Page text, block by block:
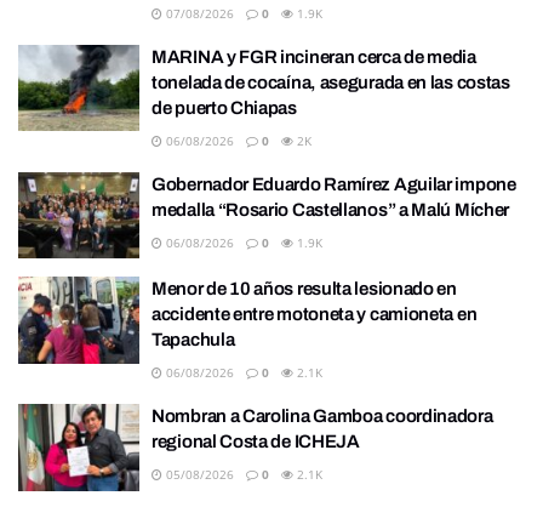
07/08/2026 0 1.9K
MARINA y FGR incineran cerca de media
tonelada de cocaína, asegurada en las costas
de puerto Chiapas
06/08/2026 0 2K
Gobernador Eduardo Ramírez Aguilar impone
medalla “Rosario Castellanos” a Malú Mícher
06/08/2026 0 1.9K
Menor de 10 años resulta lesionado en
accidente entre motoneta y camioneta en
Tapachula
06/08/2026 0 2.1K
Nombran a Carolina Gamboa coordinadora
regional Costa de ICHEJA
05/08/2026 0 2.1K